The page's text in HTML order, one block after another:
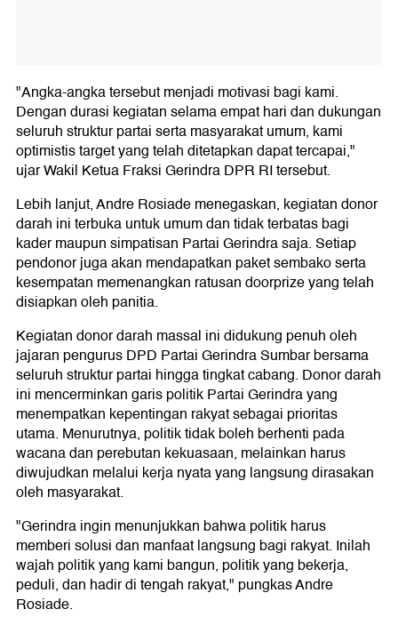
"Angka-angka tersebut menjadi motivasi bagi kami.
Dengan durasi kegiatan selama empat hari dan dukungan
seluruh struktur partai serta masyarakat umum, kami
optimistis target yang telah ditetapkan dapat tercapai,"
ujar Wakil Ketua Fraksi Gerindra DPR RI tersebut.
Lebih lanjut, Andre Rosiade menegaskan, kegiatan donor
darah ini terbuka untuk umum dan tidak terbatas bagi
kader maupun simpatisan Partai Gerindra saja. Setiap
pendonor juga akan mendapatkan paket sembako serta
kesempatan memenangkan ratusan doorprize yang telah
disiapkan oleh panitia.
Kegiatan donor darah massal ini didukung penuh oleh
jajaran pengurus DPD Partai Gerindra Sumbar bersama
seluruh struktur partai hingga tingkat cabang. Donor darah
ini mencerminkan garis politik Partai Gerindra yang
menempatkan kepentingan rakyat sebagai prioritas
utama. Menurutnya, politik tidak boleh berhenti pada
wacana dan perebutan kekuasaan, melainkan harus
diwujudkan melalui kerja nyata yang langsung dirasakan
oleh masyarakat.
"Gerindra ingin menunjukkan bahwa politik harus
memberi solusi dan manfaat langsung bagi rakyat. Inilah
wajah politik yang kami bangun, politik yang bekerja,
peduli, dan hadir di tengah rakyat," pungkas Andre
Rosiade.